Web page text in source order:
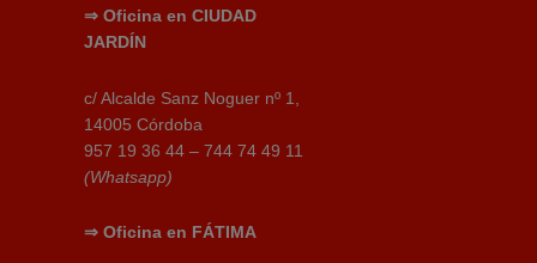
⇒ Oficina en CIUDAD
JARDÍN
c/ Alcalde Sanz Noguer nº 1,
14005 Córdoba
957 19 36 44 – 744 74 49 11
(Whatsapp)
⇒ Oficina en FÁTIMA